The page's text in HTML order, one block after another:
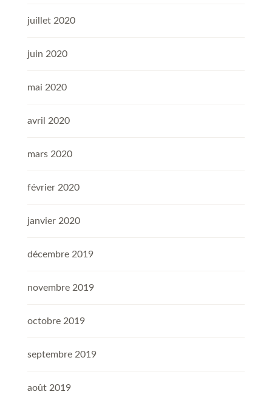
juillet 2020
juin 2020
mai 2020
avril 2020
mars 2020
février 2020
janvier 2020
décembre 2019
novembre 2019
octobre 2019
septembre 2019
août 2019